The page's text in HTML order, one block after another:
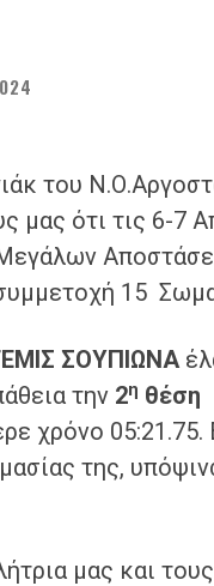
του
μας ότι τις 6-7
15
ΣΟΥΠΙΩΝΑ
την 2η θέση
χρόνο 05:21.75.
της,
μας και